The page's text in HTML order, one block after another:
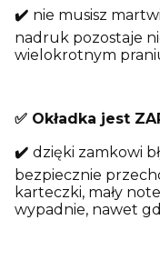
✔️ nie musisz
nadruk pozostaje
wielokrotnym
✅ Okładka jest
✔️ dzięki zamkowi
bezpiecznie
karteczki, mały
wypadnie, nawet